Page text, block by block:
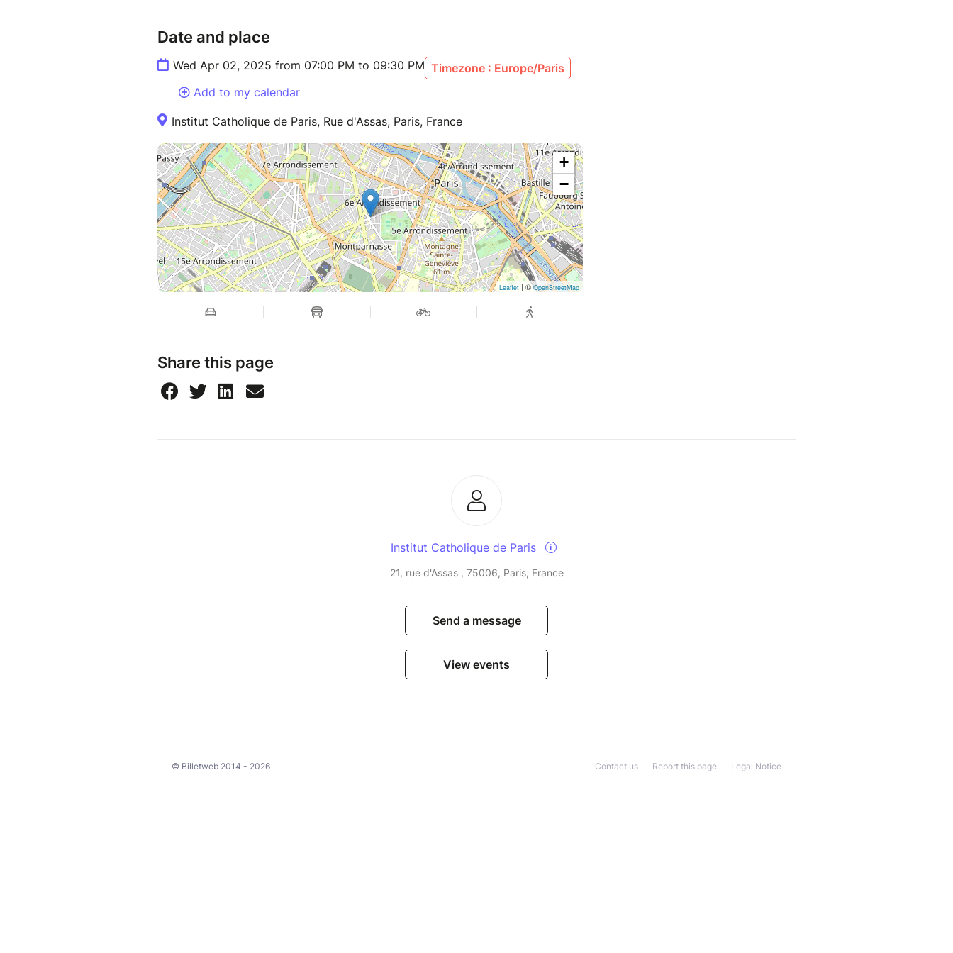
Date and place
Wed Apr 02, 2025 from 07:00 PM to 09:30 PM Timezone : Europe/Paris
Add to my calendar
Institut Catholique de Paris, Rue d'Assas, Paris, France
+
−
Leaflet | ©OpenStreetMap
Share this page
Institut Catholique de Paris
21, rue d'Assas , 75006, Paris, France
Send a message
View events
© Billetweb 2014 - 2026 Legal Notice
Report this page
Contact us